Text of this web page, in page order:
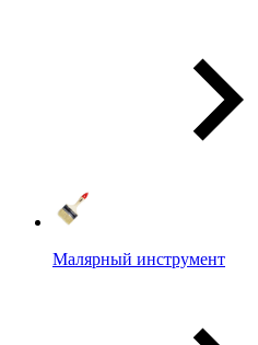
Малярный инструмент